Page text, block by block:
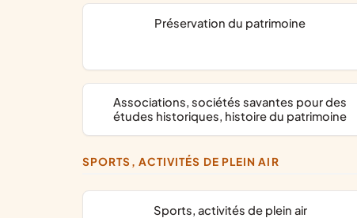
préservation du patrimoine
associations, sociétés savantes pour des
études historiques, histoire du patrimoine
SPORTS, ACTIVITÉS DE PLEIN AIR
Sports, activités de plein air